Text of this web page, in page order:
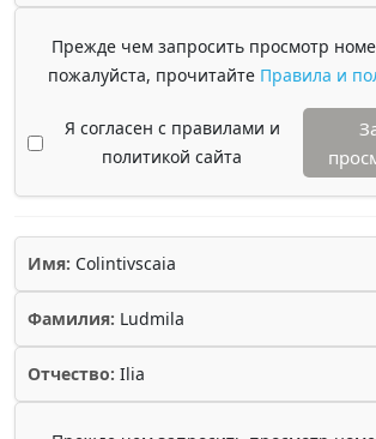
Прежде чем запросить просмотр
пожалуйста, прочитайте Правила и
Я согласен с правилами и
политикой сайта
Имя: Colintivscaia
Фамилия: Ludmila
Отчество: Ilia